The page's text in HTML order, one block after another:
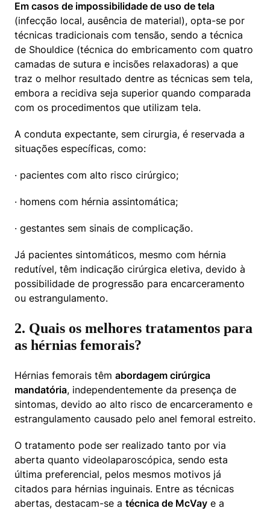
Em casos de impossibilidade de uso de tela
(infecção local, ausência de material), opta-se por
técnicas tradicionais com tensão, sendo a técnica
de Shouldice (técnica do embricamento com quatro
camadas de sutura e incisões relaxadoras) a que
traz o melhor resultado dentre as técnicas sem tela,
embora a recidiva seja superior quando comparada
com os procedimentos que utilizam tela.
A conduta expectante, sem cirurgia, é reservada a
situações específicas, como:
· pacientes com alto risco cirúrgico;
· homens com hérnia assintomática;
· gestantes sem sinais de complicação.
Já pacientes sintomáticos, mesmo com hérnia
redutível, têm indicação cirúrgica eletiva, devido à
possibilidade de progressão para encarceramento
ou estrangulamento.
2. Quais os melhores tratamentos para
as hérnias femorais?
Hérnias femorais têm abordagem cirúrgica
mandatória, independentemente da presença de
sintomas, devido ao alto risco de encarceramento e
estrangulamento causado pelo anel femoral estreito.
O tratamento pode ser realizado tanto por via
aberta quanto videolaparoscópica, sendo esta
última preferencial, pelos mesmos motivos já
citados para hérnias inguinais. Entre as técnicas
abertas, destacam-se a técnica de McVay